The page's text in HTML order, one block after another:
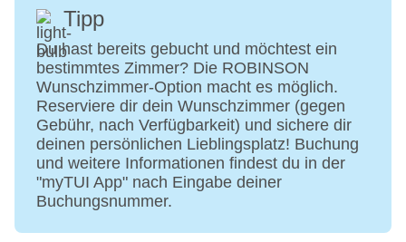
Schwimmschulpool (Fläche 11,9 x 6,2 m, Tiefe
85 cm)
Poollandschaft mit 3 Pools:
Rutschenpool mit 55 m langer
Wasserrutsche (Fläche 55,5 m², Tiefe 100
cm, beheizbar)
Aktionspool (Fläche 113 m², Tiefe 90 cm,
beheizbar)
Whirlpool (Fläche 229 m², Tiefe 140 cm,
beheizbar)
Tipp
Du hast bereits gebucht und möchtest ein
bestimmtes Zimmer? Die ROBINSON
Wunschzimmer-Option macht es möglich.
Reserviere dir dein Wunschzimmer (gegen
Gebühr, nach Verfügbarkeit) und sichere dir
deinen persönlichen Lieblingsplatz! Buchung
und weitere Informationen findest du in der
"myTUI App" nach Eingabe deiner
Buchungsnummer.